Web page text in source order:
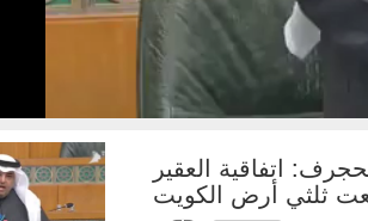
اتفاقية العقير
ثلثي أرض الكويت